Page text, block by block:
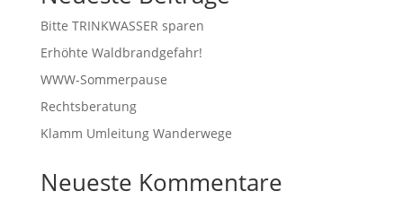
Bitte TRINKWASSER sparen
Erhöhte Waldbrandgefahr!
WWW-Sommerpause
Rechtsberatung
Klamm Umleitung Wanderwege
Neueste Kommentare